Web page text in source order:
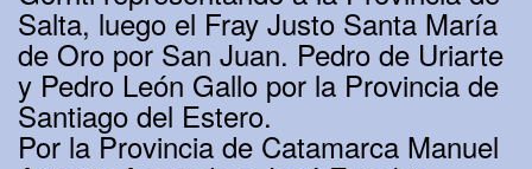
Salta, luego el Fray Justo Santa María
de Oro por San Juan. Pedro de Uriarte
y Pedro León Gallo por la Provincia de
Santiago del Estero.
Por la Provincia de Catamarca Manuel